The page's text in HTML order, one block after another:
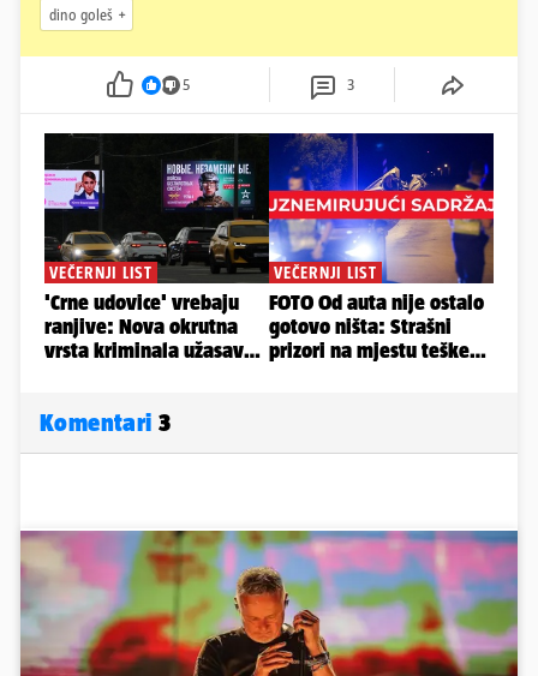
dino goleš
5 3
Komentari 3